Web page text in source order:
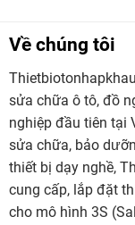
Về chúng tôi
sửa chữa ô tô, đồ
nghiệp đầu tiên tại
sửa chữa, bảo
thiết bị dạy nghề,
cung cấp, lắp đặt
cho mô hình 3S